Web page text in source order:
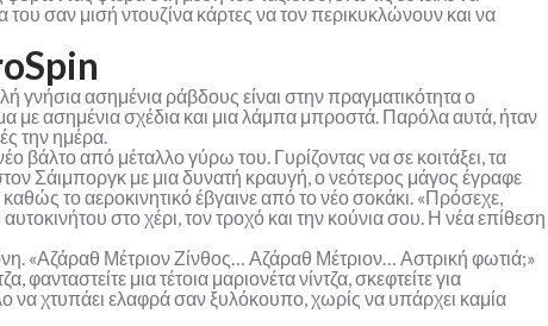
σαν μισή ντουζίνα κάρτες να τον περικυκλώνουν και να
ασημένια ράβδους είναι στην πραγματικότητα ο
με ασημένια σχέδια και μια λάμπα μπροστά. Παρόλα αυτά, ήταν
την ημέρα.
βάλτο από μέταλλο γύρω του. Γυρίζοντας να σε κοιτάξει, τα
Σάιμποργκ με μια δυνατή κραυγή, ο νεότερος μάγος έγραφε
το αεροκινητικό έβγαινε από το νέο σοκάκι. «Πρόσεχε,
στο χέρι, τον τροχό και την κούνια σου. Η νέα επίθεση
«Αζάραθ Μέτριον Ζίνθος… Αζάραθ Μέτριον… Αστρική φωτιά;»
μια τέτοια μαριονέτα νίντζα, σκεφτείτε για
να χτυπάει ελαφρά σαν ξυλόκουπο, χωρίς να υπάρχει καμία